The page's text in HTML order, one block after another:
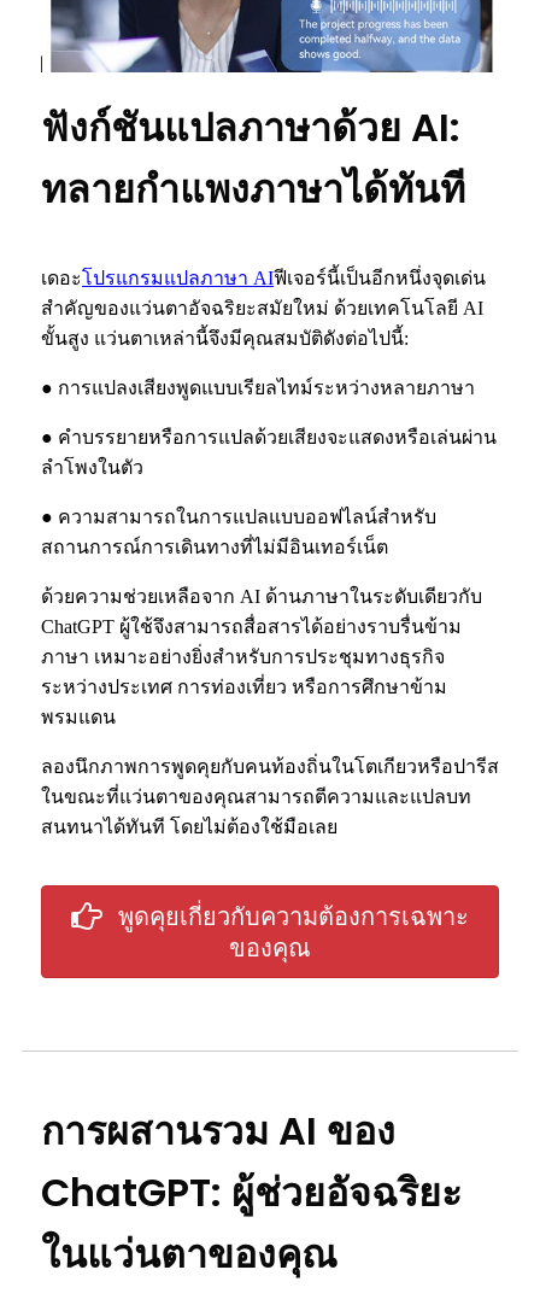
ฟังก์ชันแปลภาษาด้วย AI:
ทลายกำแพงภาษาได้ทันที
เดอะโปรแกรมแปลภาษา AIฟีเจอร์นี้เป็นอีกหนึ่งจุดเด่น
สำคัญของแว่นตาอัจฉริยะสมัยใหม่ ด้วยเทคโนโลยี AI
ขั้นสูง แว่นตาเหล่านี้จึงมีคุณสมบัติดังต่อไปนี้:
● การแปลงเสียงพูดแบบเรียลไทม์ระหว่างหลายภาษา
● คำบรรยายหรือการแปลด้วยเสียงจะแสดงหรือเล่นผ่าน
ลำโพงในตัว
● ความสามารถในการแปลแบบออฟไลน์สำหรับ
สถานการณ์การเดินทางที่ไม่มีอินเทอร์เน็ต
ด้วยความช่วยเหลือจาก AI ด้านภาษาในระดับเดียวกับ
ChatGPT ผู้ใช้จึงสามารถสื่อสารได้อย่างราบรื่นข้าม
ภาษา เหมาะอย่างยิ่งสำหรับการประชุมทางธุรกิจ
ระหว่างประเทศ การท่องเที่ยว หรือการศึกษาข้าม
พรมแดน
ลองนึกภาพการพูดคุยกับคนท้องถิ่นในโตเกียวหรือปารีส
ในขณะที่แว่นตาของคุณสามารถตีความและแปลบท
สนทนาได้ทันที โดยไม่ต้องใช้มือเลย
พูดคุยเกี่ยวกับความต้องการเฉพาะ
ของคุณ
การผสานรวม AI ของ
ChatGPT: ผู้ช่วยอัจฉริยะ
ในแว่นตาของคุณ